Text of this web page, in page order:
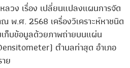
วง เรื่อง เปลี่ยนแปลงแผนการจัด
พ.ศ. 2568 เครื่องวิเคราะห์หาชนิด
ก็บข้อมูลด้วยภาพถ่ายบนแผ่น
ตำบลท่าสุด อำเภอ
ย